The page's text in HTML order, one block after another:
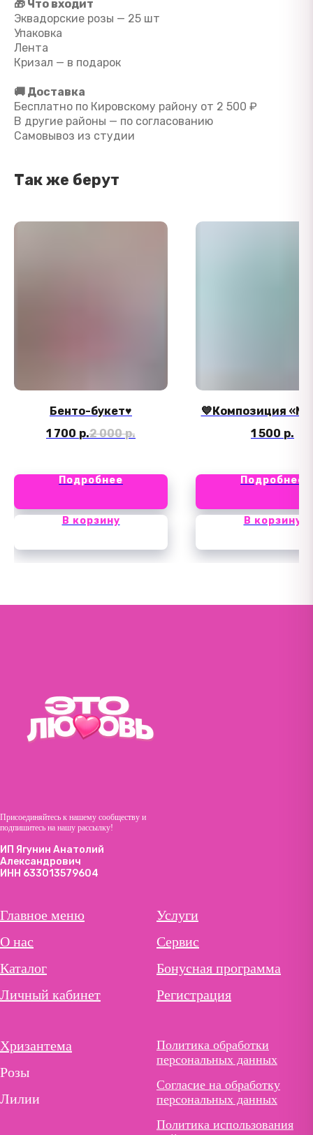
🎁 Что входит
Эквадорские розы — 25 шт
Упаковка
Лента
Кризал — в подарок
🚚 Доставка
Бесплатно по Кировскому району от 2 500 ₽
В другие районы — по согласованию
Самовывоз из студии
Так же берут
Бенто-букет♥️
1 700 р.2 000 р.
Подробнее
В корзину
💙Композиция
1 500 р.
Подробнее
В корзину
Присоединяйтесь к нашему сообществу и
подпишитесь на нашу рассылку!
ИП Ягунин Анатолий
Александрович
ИНН 633013579604
Главное меню
О нас
Каталог
Личный кабинет
Услуги
Сервис
Бонусная программа
Регистрация
Хризантема
Розы
Лилии
Политика обработки
персональных данных
Согласие на обработку
персональных данных
Политика использования